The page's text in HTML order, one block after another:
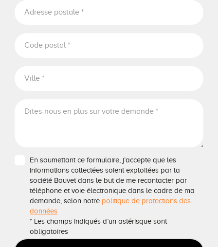
En soumettant ce formulaire, j’accepte que les
informations collectées soient exploitées par la
société Bouvet dans le but de me recontacter par
téléphone et voie électronique dans le cadre de ma
demande, selon notre politique de protections des
données
* Les champs indiqués d’un astérisque sont
obligatoires